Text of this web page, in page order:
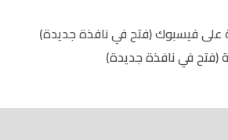
على فيسبوك (فتح في نافذة جديدة)
(فتح في نافذة جديدة)